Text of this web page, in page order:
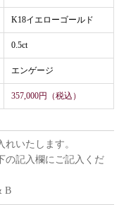
K18イエローゴールド
0.5ct
エンゲージ
357,000円（税込）
いたします。
の記入欄にご記入くだ
B